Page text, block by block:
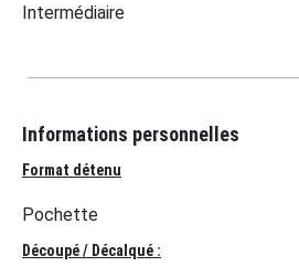
Intermédiaire
Informations personnelles
Format détenu
Pochette
Découpé / Décalqué :